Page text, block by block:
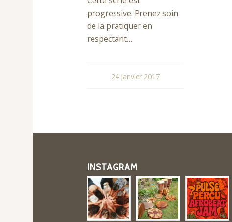
progressive. Prenez soin
de la pratiquer en
respectant…
24 janvier 2017
INSTAGRAM